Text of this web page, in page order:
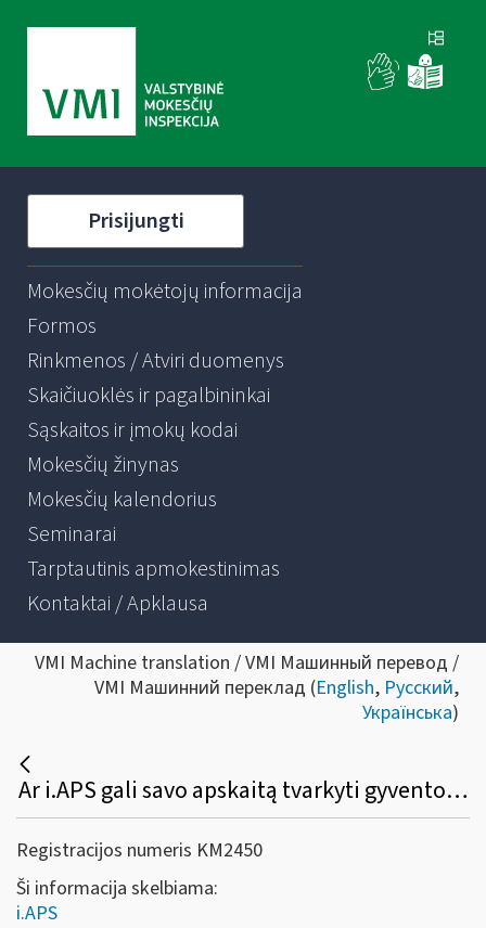
Prisijungti
Mokesčių mokėtojų informacija
Formos
Rinkmenos / Atviri duomenys
Skaičiuoklės ir pagalbininkai
Sąskaitos ir įmokų kodai
Mokesčių žinynas
Mokesčių kalendorius
Seminarai
Tarptautinis apmokestinimas
Kontaktai / Apklausa
VMI Machine translation / VMI Машинный перевод /
VMI Машинний переклад (English, Русский,
Українська)
Ar i.APS gali savo apskaitą tvarkyti gyventojas, turintis tuo pačiu laikotarpiu verslo liudijimą ir individualią veiklą pagal pažymą?
Registracijos numeris KM2450
Ši informacija skelbiama:
i.APS